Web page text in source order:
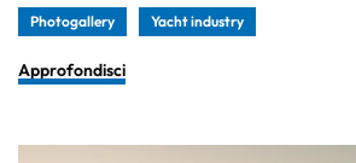
Photogallery Yacht industry
Approfondisci